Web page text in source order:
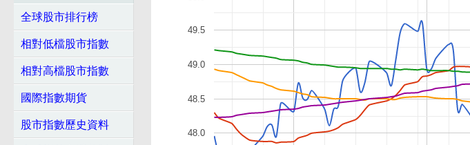
全球股市排行榜
相對低檔股市指數
相對高檔股市指數
國際指數期貨
股市指數歷史資料
48.0
48.5
49.0
49.5